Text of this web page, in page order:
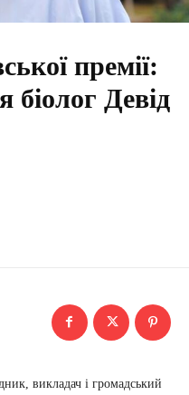
премії:
біолог Девід
викладач і громадський